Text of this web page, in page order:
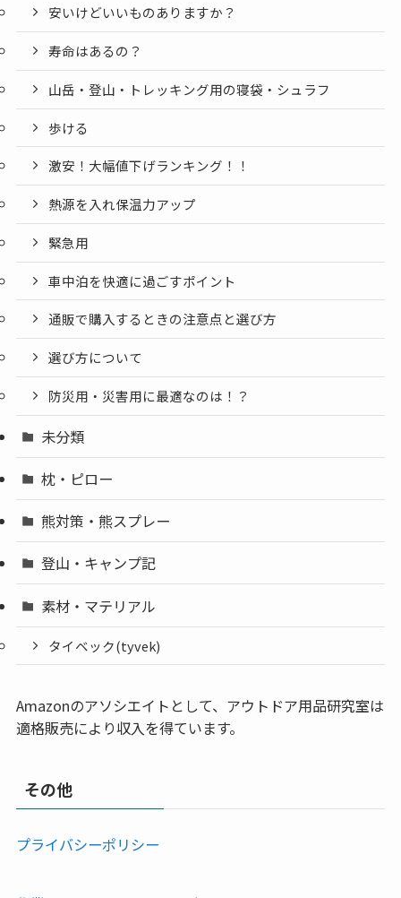
安いけどいいものありますか？
寿命はあるの？
山岳・登山・トレッキング用の寝袋・シュラフ
歩ける
激安！大幅値下げランキング！！
熱源を入れ保温力アップ
緊急用
車中泊を快適に過ごすポイント
通販で購入するときの注意点と選び方
選び方について
防災用・災害用に最適なのは！？
未分類
枕・ピロー
熊対策・熊スプレー
登山・キャンプ記
素材・マテリアル
タイベック(tyvek)
Amazonのアソシエイトとして、アウトドア用品研究室は
適格販売により収入を得ています。
その他
プライバシーポリシー